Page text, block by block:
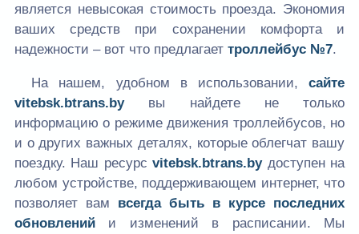
является невысокая стоимость проезда. Экономия
ваших средств при сохранении комфорта и
надежности – вот что предлагает троллейбус №7.
На нашем, удобном в использовании, сайте
vitebsk.btrans.byвы найдете не только
информацию о режиме движения троллейбусов, но
и о других важных деталях, которые облегчат вашу
поездку. Наш ресурсvitebsk.btrans.byдоступен на
любом устройстве, поддерживающем интернет, что
позволяет вам всегда быть в курсе последних
обновлений и изменений в расписании. Мы